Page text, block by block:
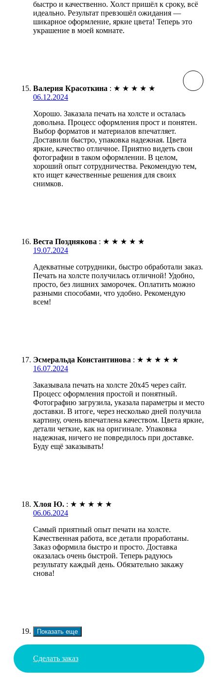
быстро и качественно. Холст пришёл к сроку, всё
идеально. Результат превзошёл ожидания —
шикарное оформление, яркие цвета! Теперь это
украшение в моей комнате.
Валерия Красоткина : ★ ★ ★ ★ ★
06.12.2024
Хорошо. Заказала печать на холсте и осталась
довольна. Процесс оформления прост и понятен.
Выбор форматов и материалов впечатляет.
Доставили быстро, упаковка надежная. Цвета
яркие, качество отличное. Приятно видеть свои
фотографии в таком оформлении. В целом,
хороший опыт сотрудничества. Рекомендую тем,
кто ищет качественные решения для своих
снимков.
Веста Позднякова : ★ ★ ★ ★ ★
19.07.2024
Адекватные сотрудники, быстро обработали заказ.
Печать на холсте получилась отличной! Удобно,
просто, без лишних заморочек. Оплатить можно
разными способами, что удобно. Рекомендую
всем!
Эсмеральда Константинова : ★ ★ ★ ★ ★
16.07.2024
Заказывала печать на холсте 20х45 через сайт.
Процесс оформления простой и понятный.
Фотографию загрузила, указала параметры и место
доставки. В итоге, через несколько дней получила
картину, очень впечатлена качеством. Цвета яркие,
детали четкие, как на оригинале. Упаковка
надежная, ничего не повредилось при доставке.
Буду ещё заказывать!
Хлоя Ю. : ★ ★ ★ ★ ★
06.06.2024
Самый приятный опыт печати на холсте.
Качественная работа, все детали проработаны.
Заказ оформила быстро и просто. Доставка
оказалась очень быстрой. Теперь радуюсь
результату каждый день. Обязательно закажу
снова!
Показать еще
Сделать заказ